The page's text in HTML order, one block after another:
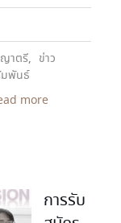
าตรี, ข่าว
มพันธ์
more
การรับ